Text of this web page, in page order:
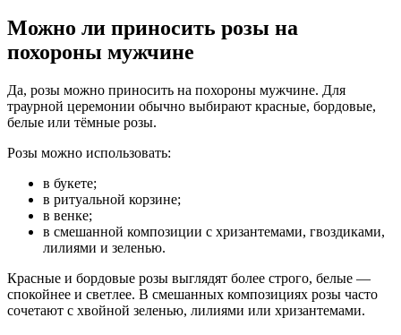
Можно ли приносить розы на
похороны мужчине
Да, розы можно приносить на похороны мужчине. Для
траурной церемонии обычно выбирают красные, бордовые,
белые или тёмные розы.
Розы можно использовать:
в букете;
в ритуальной корзине;
в венке;
в смешанной композиции с хризантемами, гвоздиками,
лилиями и зеленью.
Красные и бордовые розы выглядят более строго, белые —
спокойнее и светлее. В смешанных композициях розы часто
сочетают с хвойной зеленью, лилиями или хризантемами.